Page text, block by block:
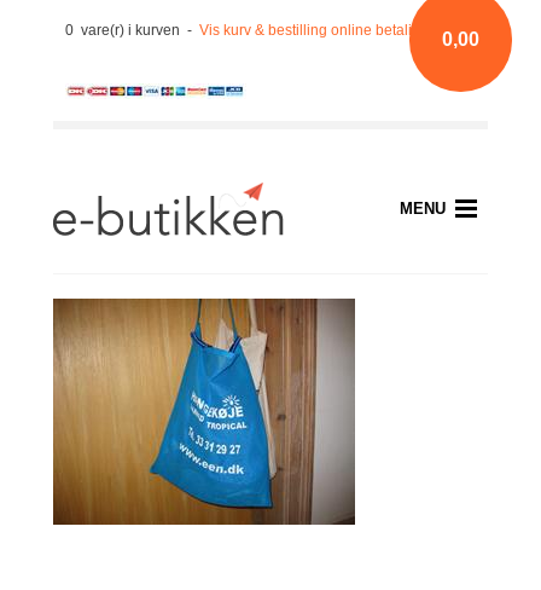
0 vare(r) i kurven -Vis kurv & bestilling online betaling med kort
0,00
MENU